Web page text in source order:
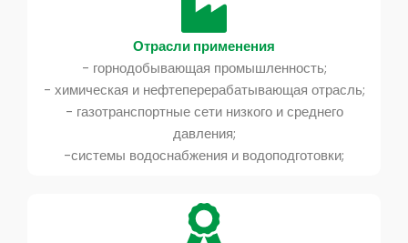
Отрасли применения
- горнодобывающая промышленность;
- химическая и нефтеперерабатывающая отрасль;
- газотранспортные сети низкого и среднего
давления;
-системы водоснабжения и водоподготовки;